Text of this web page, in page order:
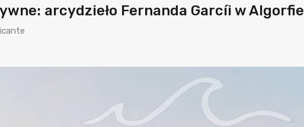
arcydzieło Fernanda Garcíi w Algorfie